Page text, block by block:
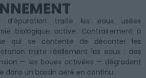
d’épuration traite les eaux usées
biologique active. Contrairement à
qui se contente de décanter les
traite réellement les eaux : des
— les boues activées — dégradent
dans un bassin aéré en continu.